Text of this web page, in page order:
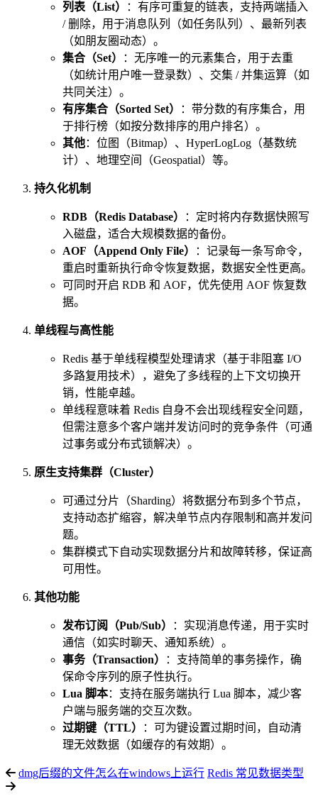
列表（List）
：有序可重复的链表，支持两端插入
/ 删除，用于消息队列（如任务队列）、最新列表
（如朋友圈动态）。
集合（Set）
：无序唯一的元素集合，用于去重
（如统计用户唯一登录数）、交集 / 并集运算（如
共同关注）。
有序集合（Sorted Set）
：带分数的有序集合，用
于排行榜（如按分数排序的用户排名）。
其他：位图（Bitmap）、HyperLogLog（基数统
计）、地理空间（Geospatial）等。
持久化机制
RDB（Redis Database）
：定时将内存数据快照写
入磁盘，适合大规模数据的备份。
AOF（Append Only File）
：记录每一条写命令，
重启时重新执行命令恢复数据，数据安全性更高。
可同时开启 RDB 和 AOF，优先使用 AOF 恢复数
据。
单线程与高性能
Redis 基于单线程模型处理请求（基于非阻塞 I/O
多路复用技术），避免了多线程的上下文切换开
销，性能卓越。
单线程意味着 Redis 自身不会出现线程安全问题，
但需注意多个客户端并发访问时的竞争条件（可通
过事务或分布式锁解决）。
原生支持集群（Cluster）
可通过分片（Sharding）将数据分布到多个节点，
支持动态扩缩容，解决单节点内存限制和高并发问
题。
集群模式下自动实现数据分片和故障转移，保证高
可用性。
其他功能
发布订阅（Pub/Sub）
：实现消息传递，用于实时
通信（如实时聊天、通知系统）。
事务（Transaction）
：支持简单的事务操作，确
保命令序列的原子性执行。
Lua 脚本：支持在服务端执行 Lua 脚本，减少客
户端与服务端的交互次数。
过期键（TTL）
：可为键设置过期时间，自动清
理无效数据（如缓存的有效期）。
dmg后缀的文件怎么在windows上运行 Redis 常见数据类型